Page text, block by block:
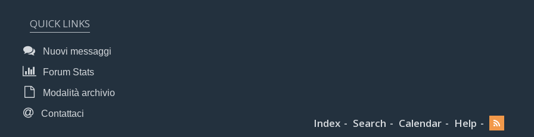
QUICK LINKS
Nuovi messaggi
Forum Stats
Modalità archivio
Contattaci
Index Search Calendar Help